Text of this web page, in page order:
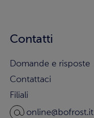
Contatti
Domande e risposte
Contattaci
Filiali
online@bofrost.it